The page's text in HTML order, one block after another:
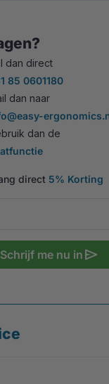
dan direct
85 0601180
dan naar
dan de
direct 5% Korting
Schrijf me nu in send